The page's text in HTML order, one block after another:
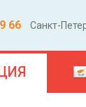
66 Санкт-
(current)